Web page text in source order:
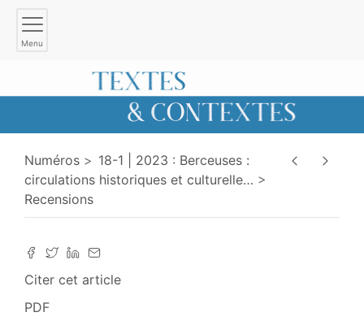
Menu
Numéros
18-1 | 2023 : Berceuses :
circulations historiques et culturelle…
Recensions
Citer cet article
PDF